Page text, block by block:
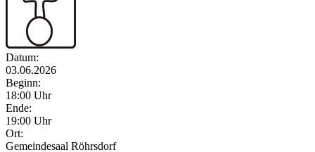
Datum:
03.06.2026
Beginn:
18:00 Uhr
Ende:
19:00 Uhr
Ort:
Gemeindesaal Röhrsdorf